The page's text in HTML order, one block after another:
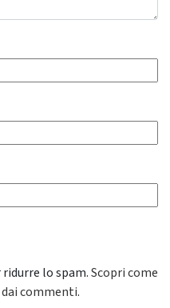
lo spam.Scopri come
commenti.